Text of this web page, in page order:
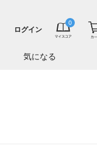
気になる
ログイン